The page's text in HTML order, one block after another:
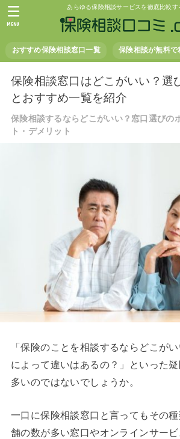
あらゆる保険相談サービスを徹底比較す
おすすめ保険相談窓口一覧 保険相談が無料で
MENU
保険相談窓口はどこがいい？選
とおすすめ一覧を紹介
保険相談するならどこがいい？窓口選びの
ト・デメリット
「保険のことを相談するならどこが
によって違いはあるの？」といった
多いのではないでしょうか。
一口に保険相談窓口と言ってもその
舗の数が多い窓口やオンラインサー